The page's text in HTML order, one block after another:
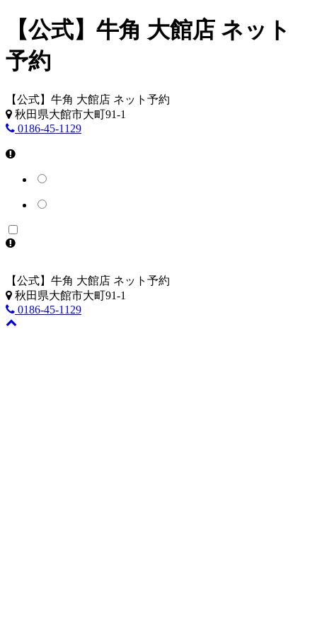
【公式】牛角 大館店 ネット
予約
【公式】牛角 大館店 ネット予約
秋田県大館市大町91-1
0186-45-1129
【公式】牛角 大館店 ネット予約
秋田県大館市大町91-1
0186-45-1129